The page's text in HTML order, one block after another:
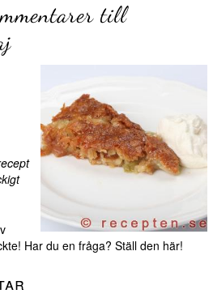
till
Har du en fråga? Ställ den här!